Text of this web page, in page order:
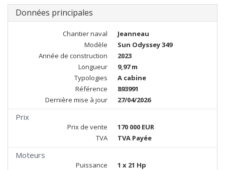
Données principales
Chantier naval
Jeanneau
Modèle
Sun Odyssey 349
Année de construction
2023
Longueur
9,97 m
Typologies
A cabine
Référence
893991
Dernière mise à jour
27/04/2026
Prix
Prix de vente
170 000 EUR
TVA
TVA Payée
Moteurs
Puissance
1 x 21 Hp